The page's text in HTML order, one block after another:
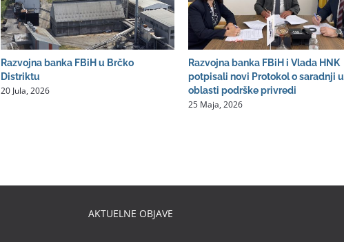
Razvojna banka FBiH u Brčko
Distriktu
20 Jula, 2026
Razvojna banka FBiH i Vlada HNK
potpisali novi Protokol o saradnji u
oblasti podrške privredi
25 Maja, 2026
AKTUELNE OBJAVE